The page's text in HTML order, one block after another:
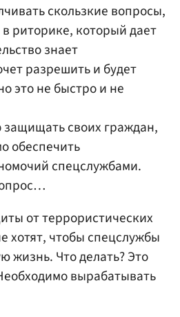
скользкие вопросы,
риторике, который дает
знает
разрешить и будет
это не быстро и не
защищать своих граждан,
обеспечить
спецслужбами.
от террористических
хотят, чтобы спецслужбы
жизнь. Что делать? Это
вырабатывать